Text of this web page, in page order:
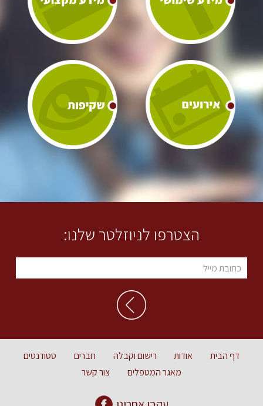
הצטרפו לניוזלטר שלנו:
דף הבית אודות רישום וקבלה חברים
סטודנטים
מאגר המטפלים
צור קשר